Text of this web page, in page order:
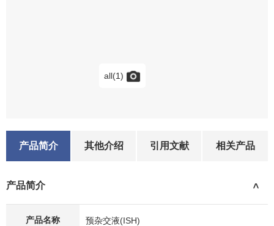
all(1)
产品简介 其他介绍 引用文献 相关产品
产品简介 >
产品名称 预杂交液(ISH)